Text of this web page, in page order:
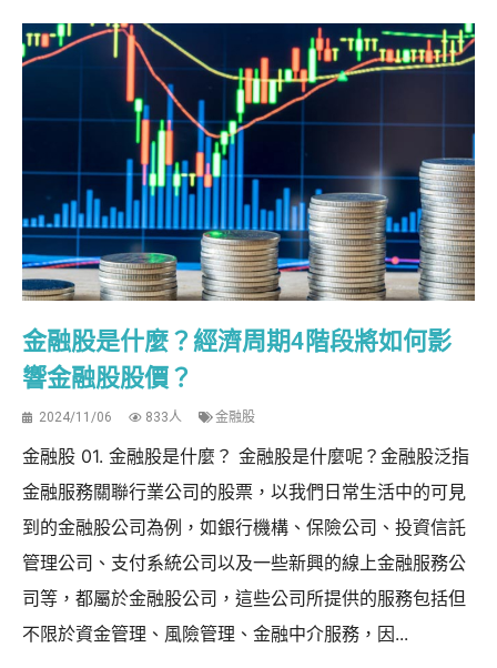
金融股是什麼？經濟周期4階段將如何影
響金融股股價？
2024/11/06 833人 金融股
金融股 01. 金融股是什麼？ 金融股是什麼呢？金融股泛指
金融服務關聯行業公司的股票，以我們日常生活中的可見
到的金融股公司為例，如銀行機構、保險公司、投資信託
管理公司、支付系統公司以及一些新興的線上金融服務公
司等，都屬於金融股公司，這些公司所提供的服務包括但
不限於資金管理、風險管理、金融中介服務，因...